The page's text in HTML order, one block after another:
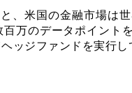
、米国の金融市場は
のデータポイント
ッジファンドを実行し